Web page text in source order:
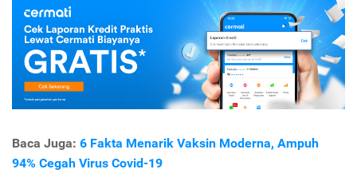
Baca Juga: 6 Fakta Menarik Vaksin Moderna, Ampuh
94% Cegah Virus Covid-19